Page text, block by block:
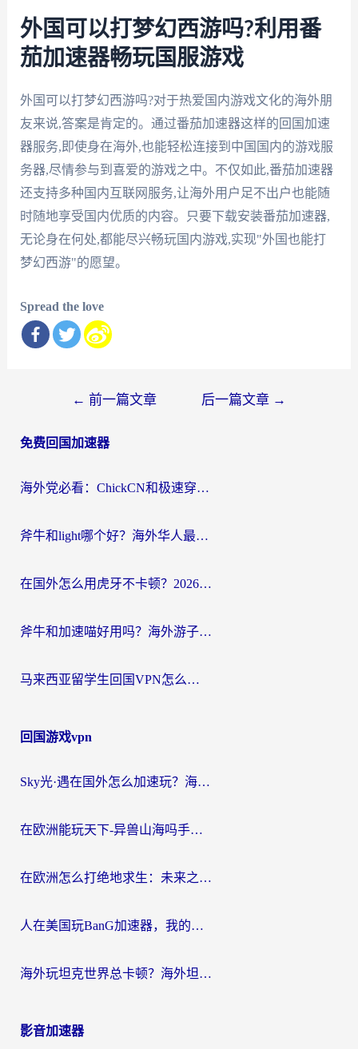
外国可以打梦幻西游吗?利用番
茄加速器畅玩国服游戏
外国可以打梦幻西游吗?对于热爱国内游戏文化的海外朋
友来说,答案是肯定的。通过番茄加速器这样的回国加速
器服务,即使身在海外,也能轻松连接到中国国内的游戏服
务器,尽情参与到喜爱的游戏之中。不仅如此,番茄加速器
还支持多种国内互联网服务,让海外用户足不出户也能随
时随地享受国内优质的内容。只要下载安装番茄加速器,
无论身在何处,都能尽兴畅玩国内游戏,实现"外国也能打
梦幻西游"的愿望。
Spread the love
导
← 前一篇文章 后一篇文章 →
免费回国加速器
海外党必看：ChickCN和极速穿梭VPN好用吗？3招教你选对回国加速器无缝刷国内资源
斧牛和light哪个好？海外华人最关心的回国加速器选择难题，一篇讲透
在国外怎么用虎牙不卡顿？2026海外华人亲测有效的回国加速器选择指南
斧牛和加速喵好用吗？海外游子的真实选择困境
马来西亚留学生回国VPN怎么选？3个避坑点+1款实测好用的加速器推荐
回国游戏vpn
Sky光·遇在国外怎么加速玩？海外党亲测有效的国服游戏加速指南
在欧洲能玩天下-异兽山海吗手游？海外玩家的加速器生存指南
在欧洲怎么打绝地求生：未来之役不卡？留学生亲测的加速器避坑指南
人在美国玩BanG加速器，我的延迟终于绿了
海外玩坦克世界总卡顿？海外坦克世界加速器有哪些？实测好用的选择在这里
影音加速器